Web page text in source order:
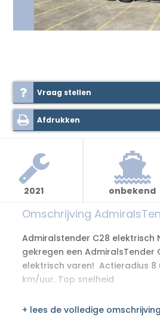
Vraag stellen
Afdrukken
2021 onbekend
Omschrijving
Admiralstender C28 elektrisch
gekregen een AdmiralsTender
elektrisch varen! Actieradius 8
km/uur. Top snelheid
+ lees de volledige omschrijving